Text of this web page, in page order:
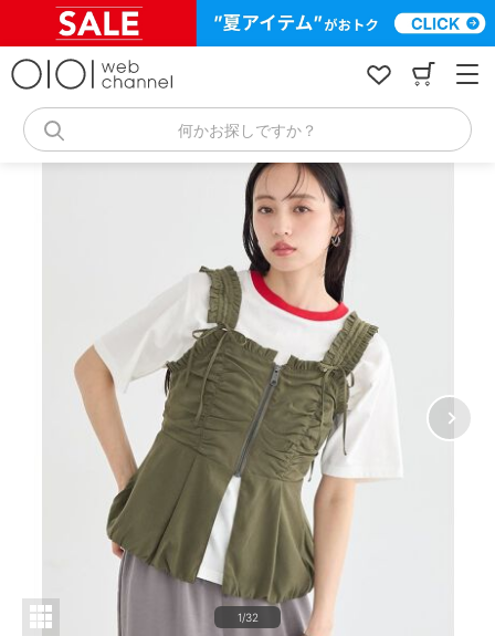
何かお探しですか？
1/32